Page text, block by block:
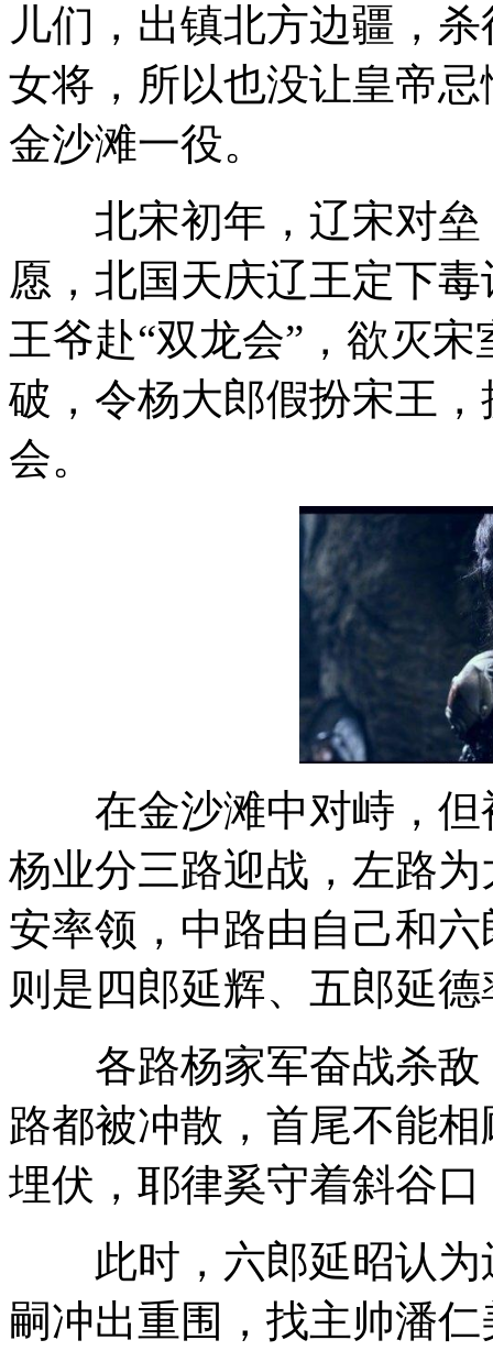
儿们，出镇北方边疆，
女将，所以也没让皇帝
金沙滩一役。
北宋初年，辽宋对垒
愿，北国天庆辽王定下
王爷赴“双龙会”，欲灭
破，令杨大郎假扮宋王
会。
在金沙滩中对峙，但
杨业分三路迎战，左路
安率领，中路由自己和
则是四郎延辉、五郎延
各路杨家军奋战杀敌
路都被冲散，首尾不能
埋伏，耶律奚守着斜谷
此时，六郎延昭认为
嗣冲出重围，找主帅潘